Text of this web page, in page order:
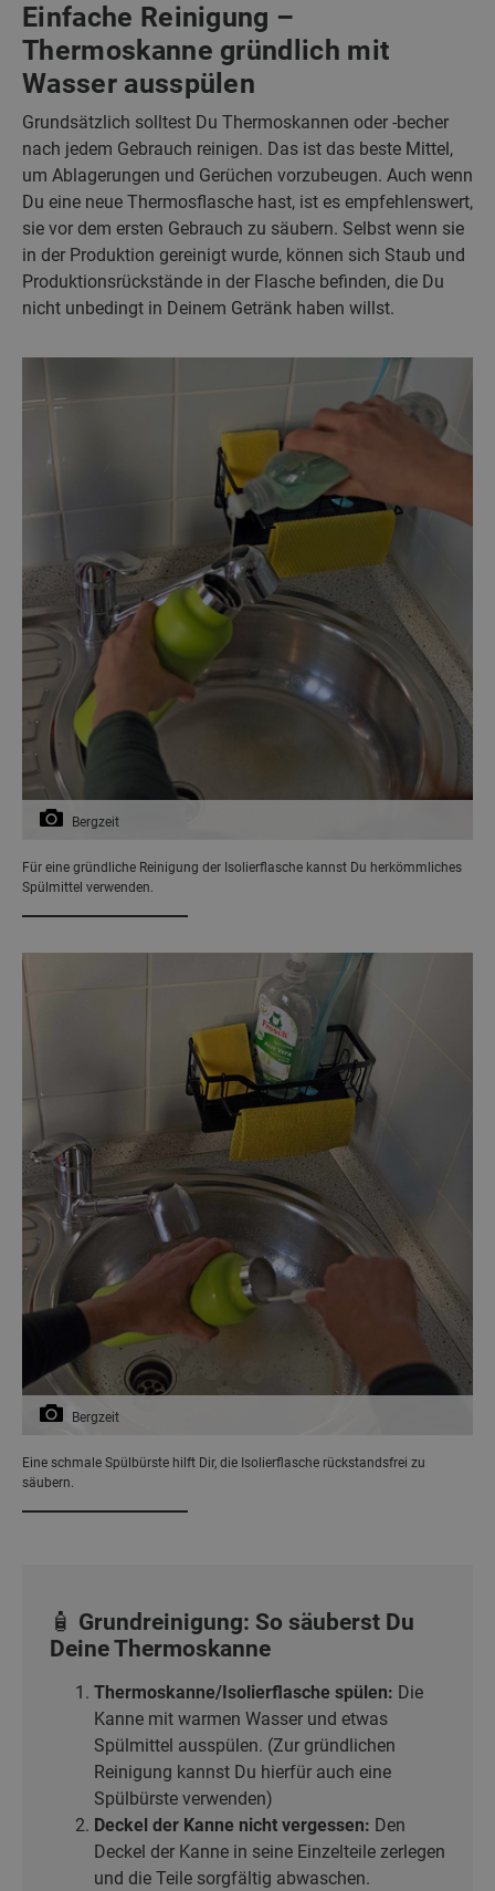
Einfache Reinigung –
Thermoskanne gründlich mit
Wasser ausspülen
Grundsätzlich solltest Du Thermoskannen oder -becher
nach jedem Gebrauch reinigen. Das ist das beste Mittel,
um Ablagerungen und Gerüchen vorzubeugen. Auch wenn
Du eine neue Thermosflasche hast, ist es empfehlenswert,
sie vor dem ersten Gebrauch zu säubern. Selbst wenn sie
in der Produktion gereinigt wurde, können sich Staub und
Produktionsrückstände in der Flasche befinden, die Du
nicht unbedingt in Deinem Getränk haben willst.
Bergzeit
Für eine gründliche Reinigung der Isolierflasche kannst Du herkömmliches
Spülmittel verwenden.
Bergzeit
Eine schmale Spülbürste hilft Dir, die Isolierflasche rückstandsfrei zu
säubern.
🧴 Grundreinigung: So säuberst Du
Deine Thermoskanne
Thermoskanne/Isolierflasche spülen: Die
Kanne mit warmen Wasser und etwas
Spülmittel ausspülen. (Zur gründlichen
Reinigung kannst Du hierfür auch eine
Spülbürste verwenden)
Deckel der Kanne nicht vergessen: Den
Deckel der Kanne in seine Einzelteile zerlegen
und die Teile sorgfältig abwaschen.